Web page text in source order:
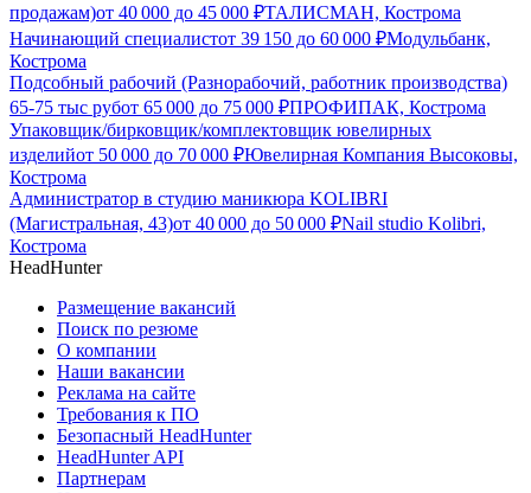
продажам)от 40 000 до 45 000 ₽ТАЛИСМАН, Кострома
Начинающий специалистот 39 150 до 60 000 ₽Модульбанк,
Кострома
Подсобный рабочий (Разнорабочий, работник производства)
65-75 тыс рубот 65 000 до 75 000 ₽ПРОФИПАК, Кострома
Упаковщик/бирковщик/комплектовщик ювелирных
изделийот 50 000 до 70 000 ₽Ювелирная Компания Высоковы,
Кострома
Администратор в студию маникюра KOLIBRI
(Магистральная, 43)от 40 000 до 50 000 ₽Nail studio Kolibri,
Кострома
HeadHunter
Размещение вакансий
Поиск по резюме
О компании
Наши вакансии
Реклама на сайте
Требования к ПО
Безопасный HeadHunter
HeadHunter API
Партнерам